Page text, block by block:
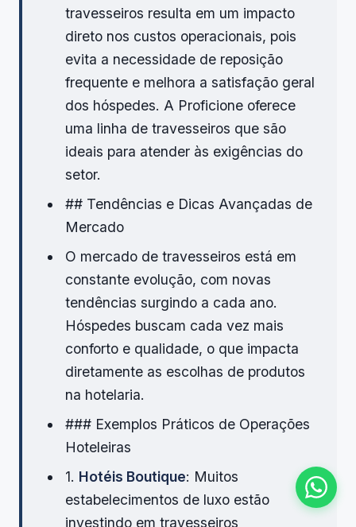
travesseiros resulta em um impacto
direto nos custos operacionais, pois
evita a necessidade de reposição
frequente e melhora a satisfação geral
dos hóspedes. A Proficione oferece
uma linha de travesseiros que são
ideais para atender às exigências do
setor.
## Tendências e Dicas Avançadas de
Mercado
O mercado de travesseiros está em
constante evolução, com novas
tendências surgindo a cada ano.
Hóspedes buscam cada vez mais
conforto e qualidade, o que impacta
diretamente as escolhas de produtos
na hotelaria.
### Exemplos Práticos de Operações
Hoteleiras
1. Hotéis Boutique: Muitos
estabelecimentos de luxo estão
investindo em travesseiros